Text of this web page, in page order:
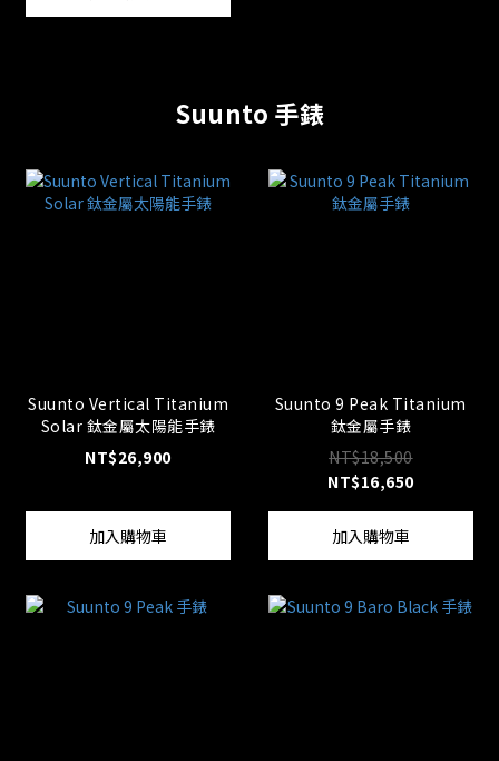
Suunto 手錶
Suunto Vertical Titanium
Solar 鈦金屬太陽能手錶
NT$26,900
加入購物車
Suunto 9 Peak Titanium
鈦金屬手錶
NT$18,500
NT$16,650
加入購物車